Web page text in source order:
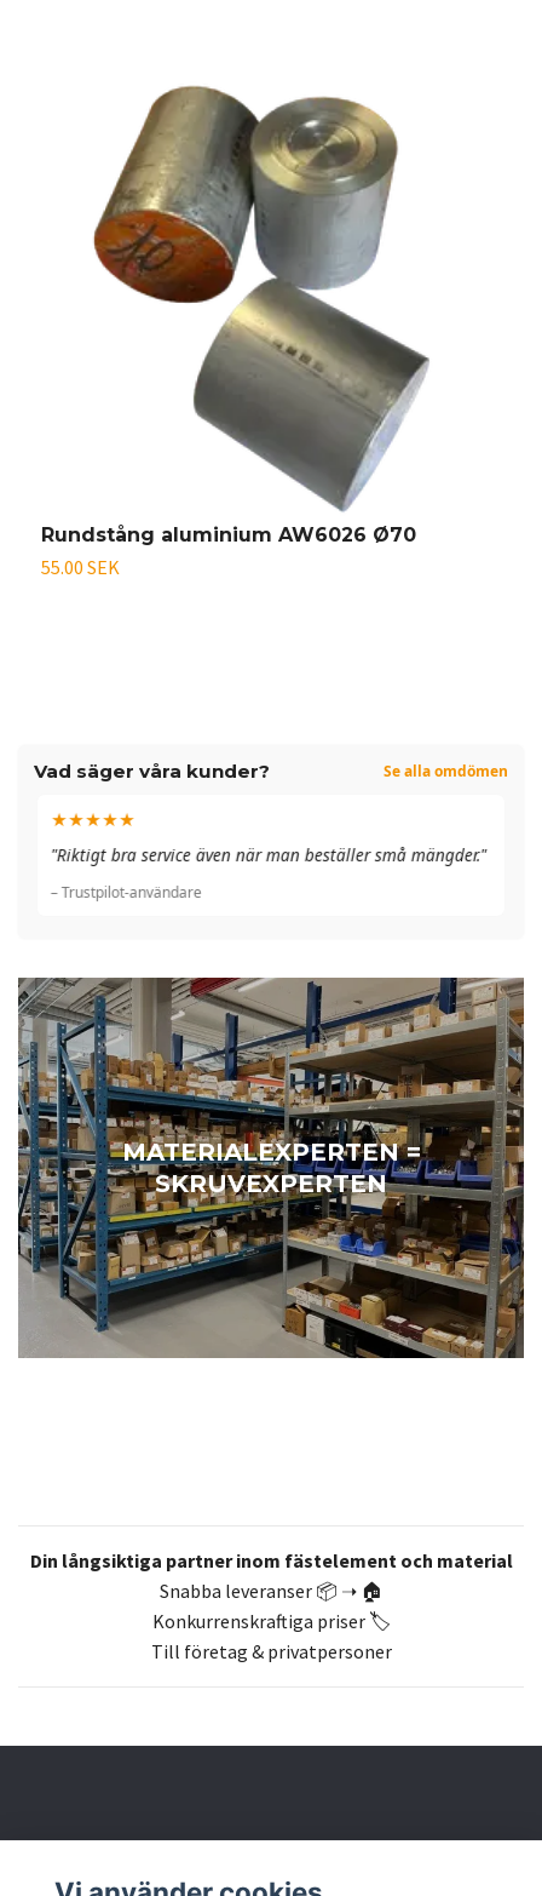
Vad säger våra kunder? Se alla omdömen
★★★★★
"Riktigt bra service även när man beställer små mängder."
– Trustpilot-användare
MATERIALEXPERTEN =
SKRUVEXPERTEN
Din långsiktiga partner inom fästelement och material
Snabba leveranser 📦 ➝ 🏠
Konkurrenskraftiga priser 🏷️
Till företag & privatpersoner
Rundstång aluminium AW6026 Ø70
55.00 SEK